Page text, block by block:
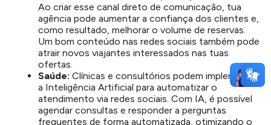
Ao criar esse canal direto de comunicação, tua
agência pode aumentar a confiança dos clientes e,
como resultado, melhorar o volume de reservas.
Um bom conteúdo nas redes sociais também pode
atrair novos viajantes interessados nas tuas
ofertas.
Saúde: Clínicas e consultórios podem implementar
a Inteligência Artificial para automatizar o
atendimento via redes sociais. Com IA, é possível
agendar consultas e responder a perguntas
frequentes de forma automatizada, otimizando o